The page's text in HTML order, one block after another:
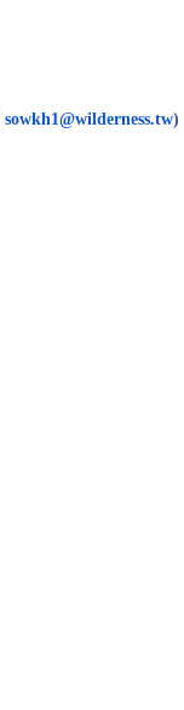
sowkh1@wilderness.tw)